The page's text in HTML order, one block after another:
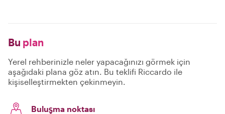
Bu plan
Yerel rehberinizle neler yapacağınızı görmek için
aşağıdaki plana göz atın. Bu teklifi Riccardo ile
kişiselleştirmekten çekinmeyin.
Buluşma noktası